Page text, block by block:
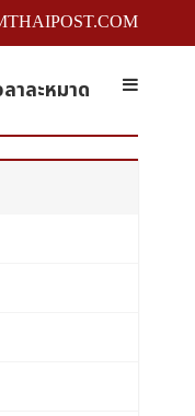
ลาละหมาด